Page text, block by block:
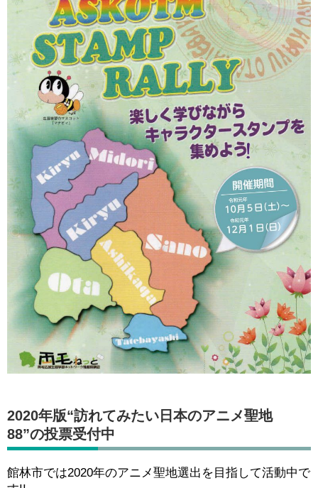
2020年版“訪れてみたい日本のアニメ聖地
88”の投票受付中
館林市では2020年のアニメ聖地選出を目指して活動中で